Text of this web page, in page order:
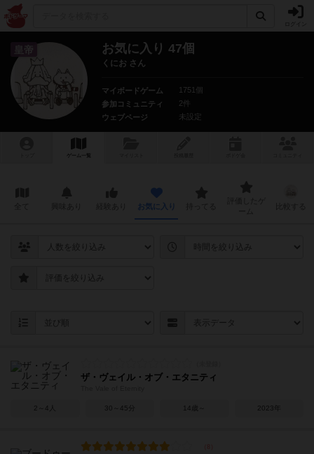
皇帝 お気に入り 47個
くにお さん
マイボードゲーム
1751個
参加コミュニティ
2件
ウェブページ
未設定
ゲーム一覧
お気に入り
ザ・ヴェイル・オブ・エタニティ
2～4人 30～45分 14歳～ 2023年